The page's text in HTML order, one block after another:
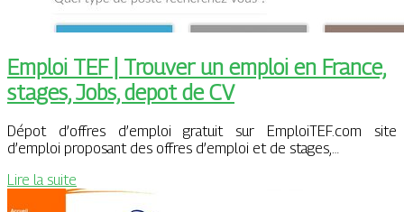
Emploi TEF | Trouver un emploi en France,
stages, Jobs, depot de CV
Dépot d’offres d’emploi gratuit sur EmploiTEF.com site
d’emploi proposant des offres d’emploi et de stages,…
Lire la suite